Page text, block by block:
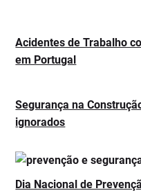
Acidentes de Trabalho
em Portugal
Segurança na
ignorados
Dia Nacional de